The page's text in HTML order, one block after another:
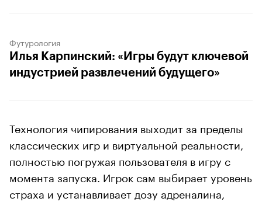
Футурология
Илья Карпинский: «Игры будут ключевой
индустрией развлечений будущего»
Технология чипирования выходит за пределы
классических игр и виртуальной реальности,
полностью погружая пользователя в игру с
момента запуска. Игрок сам выбирает уровень
страха и устанавливает дозу адреналина,